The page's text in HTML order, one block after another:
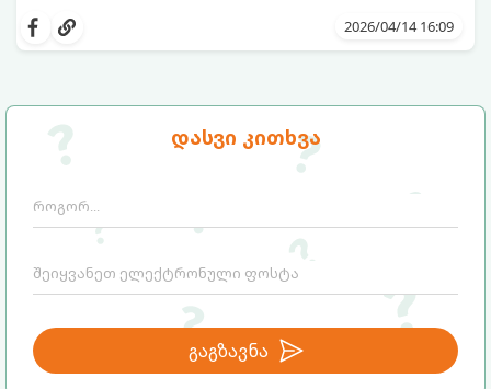
დასვი კითხვა
გაგზავნა
წვენების ან მკაცრი დიეტების მეშვეობით.
მათი ეფექტი და რას ფიქრობს ამაზე
2026/04/14 16:09